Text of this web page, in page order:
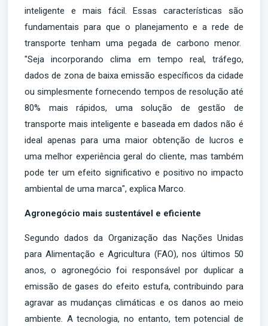
inteligente e mais fácil. Essas características são
fundamentais para que o planejamento e a rede de
transporte tenham uma pegada de carbono menor.
"Seja incorporando clima em tempo real, tráfego,
dados de zona de baixa emissão específicos da cidade
ou simplesmente fornecendo tempos de resolução até
80% mais rápidos, uma solução de gestão de
transporte mais inteligente e baseada em dados não é
ideal apenas para uma maior obtenção de lucros e
uma melhor experiência geral do cliente, mas também
pode ter um efeito significativo e positivo no impacto
ambiental de uma marca", explica Marco.
Agronegócio mais sustentável e eficiente
Segundo dados da Organização das Nações Unidas
para Alimentação e Agricultura (FAO), nos últimos 50
anos, o agronegócio foi responsável por duplicar a
emissão de gases do efeito estufa, contribuindo para
agravar as mudanças climáticas e os danos ao meio
ambiente. A tecnologia, no entanto, tem potencial de